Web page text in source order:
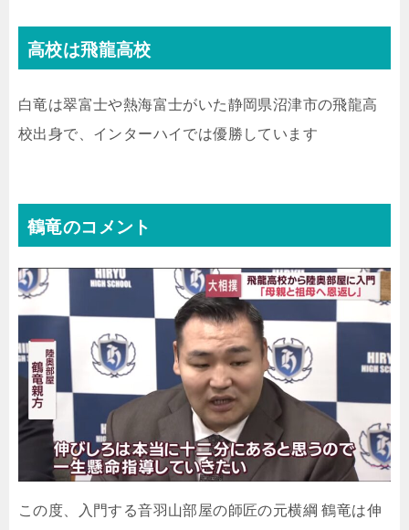
高校は飛龍高校
白竜は翠富士や熱海富士がいた静岡県沼津市の飛龍高
校出身で、インターハイでは優勝しています
鶴竜のコメント
この度、入門する音羽山部屋の師匠の元横綱 鶴竜は伸